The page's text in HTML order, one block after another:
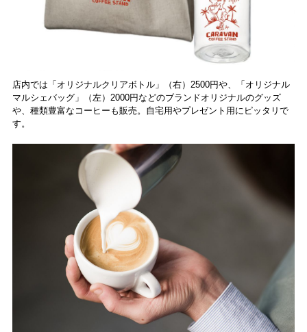
店内では「オリジナルクリアボトル」（右）2500円や、「オリジナル
マルシェバッグ」（左）2000円などのブランドオリジナルのグッズ
や、種類豊富なコーヒーも販売。自宅用やプレゼント用にピッタリで
す。